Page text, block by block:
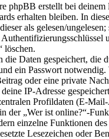
phpBB erstellt bei deinem
erhalten bleiben. In
als gelesen/
löschen.
die Daten gespeichert, die
ein Passwort
oder eine private
IP-Adresse
Profildaten (E-
der „Wer ist online?“-
einzelne Funktionen
Lesezeichen oder